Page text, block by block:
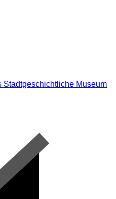
Stadtgeschichtliche Museum